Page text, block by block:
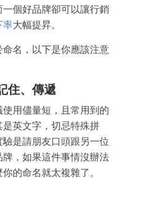
一個好品牌卻可以讓行銷
率大幅提昇。
名，以下是你應該注意
住、傳遞
用儘量短，且常用到的
是英文字，切忌特殊拼
是請朋友口頭跟另一位
牌，如果這件事情沒辦法
的命名就太複雜了。